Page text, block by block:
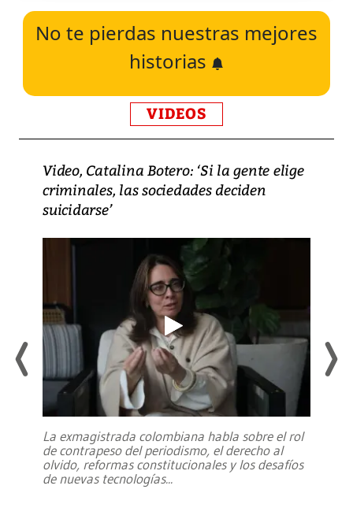
No te pierdas nuestras mejores
historias
VIDEOS
Video, Catalina Botero: ‘Si la gente elige
criminales, las sociedades deciden
suicidarse’
La exmagistrada colombiana habla sobre el rol
de contrapeso del periodismo, el derecho al
olvido, reformas constitucionales y los desafíos
de nuevas tecnologías...